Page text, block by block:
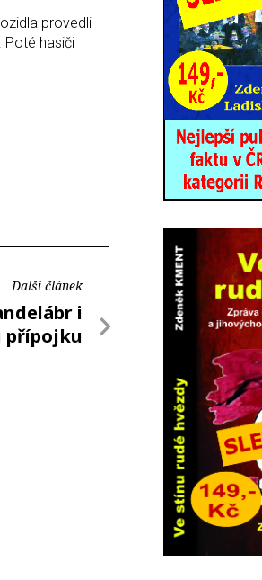
provedli
Poté hasiči
Další článek
i
přípojku